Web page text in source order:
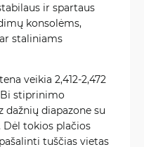
ir spartaus
konsolėms,
staliniams
veikia 2,412-2,472
stiprinimo
dažnių diapazone su
tokios plačios
tuščias vietas